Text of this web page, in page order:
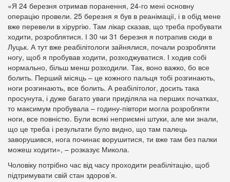
«Я 24 березня отримав поранення, 24-го мені основну
операцію провели. 25 березня я був в реанімації, і в обід мене
вже перевели в хірургію. Там лікар сказав, що треба пробувати
ходити, розроблятися. І 30 чи 31 березня я потрапив сюди в
Луцьк. А тут вже реабілітологи зайнялися, почали розробляти
ногу, щоб я пробував ходити, розходжуватися. І ходив собі
нормально, більш менш розходили. Так, воно важко, бо все
болить. Перший місяць – це кожного пальця тобі розгинають,
ноги розгинають, все болить. А реабілітолог, досить така
просунута, і дуже багато уваги приділяла на перших початках,
то максимум пробувала – годину-півтори могла розробляти
ноги, все повністю. Були всякі неприємні штуки, але ми знали,
що це треба і результати було видно, що там палець
заворушився, нога починає ворушитися, ти вже там без палки
можеш ходити», – розказує Микола.
Чоловіку потрібно час від часу проходити реабілітацію, щоб
підтримувати свій стан здоров’я.